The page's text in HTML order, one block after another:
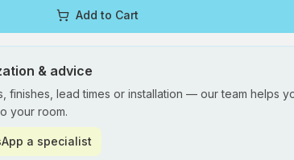
Add to Cart
& advice
finishes, lead times or installation — our team helps
your room.
a specialist